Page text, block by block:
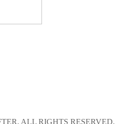
ALL RIGHTS RESERVED.